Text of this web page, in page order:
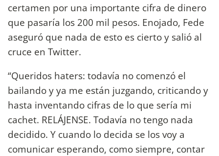
certamen por una importante cifra de dinero
que pasaría los 200 mil pesos. Enojado, Fede
aseguró que nada de esto es cierto y salió al
cruce en Twitter.
“Queridos haters: todavía no comenzó el
bailando y ya me están juzgando, criticando y
hasta inventando cifras de lo que sería mi
cachet. RELÁJENSE. Todavía no tengo nada
decidido. Y cuando lo decida se los voy a
comunicar esperando, como siempre, contar